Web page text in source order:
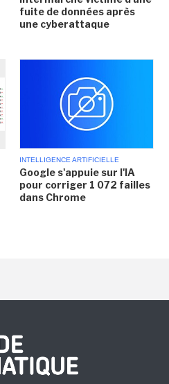
fuite de données après
une cyberattaque
INTELLIGENCE ARTIFICIELLE
Google s'appuie sur l'IA
pour corriger 1 072 failles
dans Chrome